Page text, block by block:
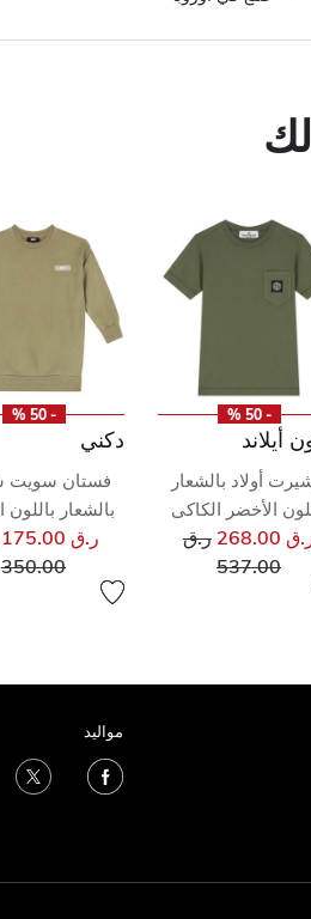
- 50 %
أيلاند
أولاد بالشعار
الأخضر الكاكى
268.00 سعر مخفض من
ر.ق
537.00إلى
- 50 %
دكني
فستان سويت
بالشعار باللون
ر.ق 175.00
350.00
مواليد